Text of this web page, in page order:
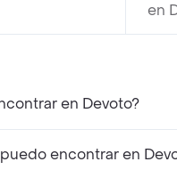
en
en Devoto?
encontrar en